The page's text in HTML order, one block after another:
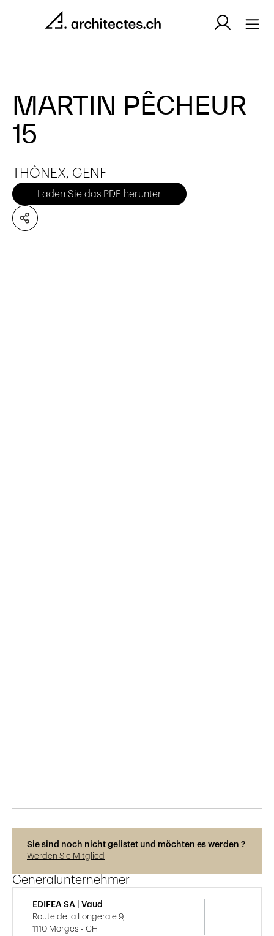
MARTIN PÊCHEUR
15
THÔNEX, GENF
Laden Sie das PDF herunter
Sie sind noch nicht gelistet und möchten es werden ?
Werden Sie Mitglied
Generalunternehmer
EDIFEA SA | Vaud
Route de la Longeraie 9,
1110 Morges - CH